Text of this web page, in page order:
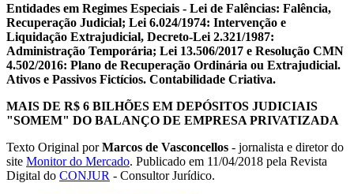
Entidades em Regimes Especiais - Lei de Falências: Falência,
Recuperação Judicial; Lei 6.024/1974: Intervenção e
Liquidação Extrajudicial, Decreto-Lei 2.321/1987:
Administração Temporária; Lei 13.506/2017 e Resolução CMN
4.502/2016: Plano de Recuperação Ordinária ou Extrajudicial.
Ativos e Passivos Fictícios. Contabilidade Criativa.
MAIS DE R$ 6 BILHÕES EM DEPÓSITOS JUDICIAIS
"SOMEM" DO BALANÇO DE EMPRESA PRIVATIZADA
Texto Original porMarcos de Vasconcellos - jornalista e diretor do
site Monitor do Mercado. Publicado em 11/04/2018 pela Revista
Digital do CONJUR - Consultor Jurídico.